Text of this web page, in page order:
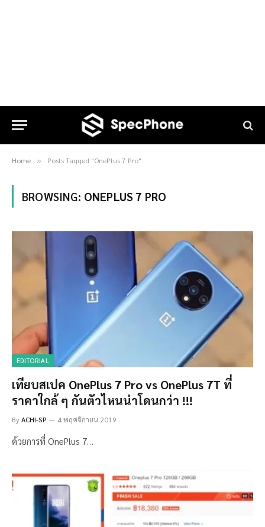
Home » Posts Tagged "OnePlus 7 Pro"
BROWSING: ONEPLUS 7 PRO
EDITORIAL
เทียบสเปค OnePlus 7 Pro vs OnePlus 7T ที่
ราคาใกล้ ๆ กันตัวไหนน่าโดนกว่า !!!
ByACHI-SP 4 พฤศจิกายน 2019
ด้วยการที่ OnePlus 7…